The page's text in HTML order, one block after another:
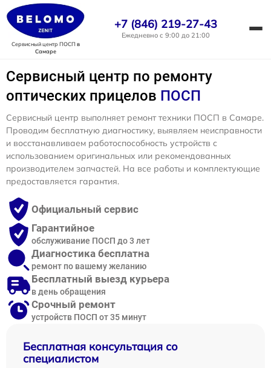
Сервисный центр ПОСПв
Самаре
+7 (846) 219-27-43
Ежедневно с 9:00 до 21:00
Сервисный центр по ремонту
оптических прицелов ПОСП
Бесплатная консультация со
специалистом
Сервисный центр выполняет ремонт техники ПОСП в Самаре.
Проводим бесплатную диагностику, выявляем неисправности
и восстанавливаем работоспособность устройств с
использованием оригинальных или рекомендованных
производителем запчастей. На все работы и комплектующие
предоставляется гарантия.
Официальный сервис
Гарантийное
обслуживание ПОСП до 3 лет
Диагностика бесплатна
ремонт по вашему желанию
Бесплатный выезд курьера
в день обращения
Срочный ремонт
устройств ПОСП от 35 минут